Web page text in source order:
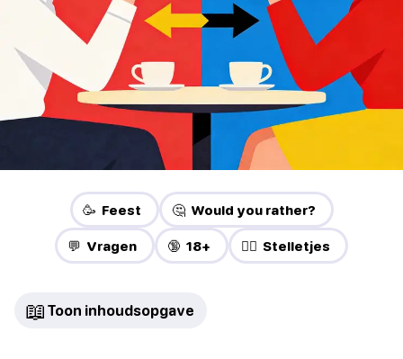
🥳 Feest 🤔 Would you rather?
💬 Vragen 🔞 18+ ❤️‍🔥 Stelletjes
📖 Toon inhoudsopgave